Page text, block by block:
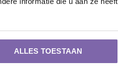
ALLES TOESTAAN